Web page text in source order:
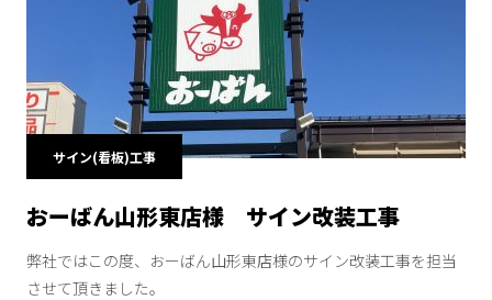
サイン(看板)工事
おーばん山形東店様 サイン改装工事
弊社ではこの度、おーばん山形東店様のサイン改装工事を担当
させて頂きました。